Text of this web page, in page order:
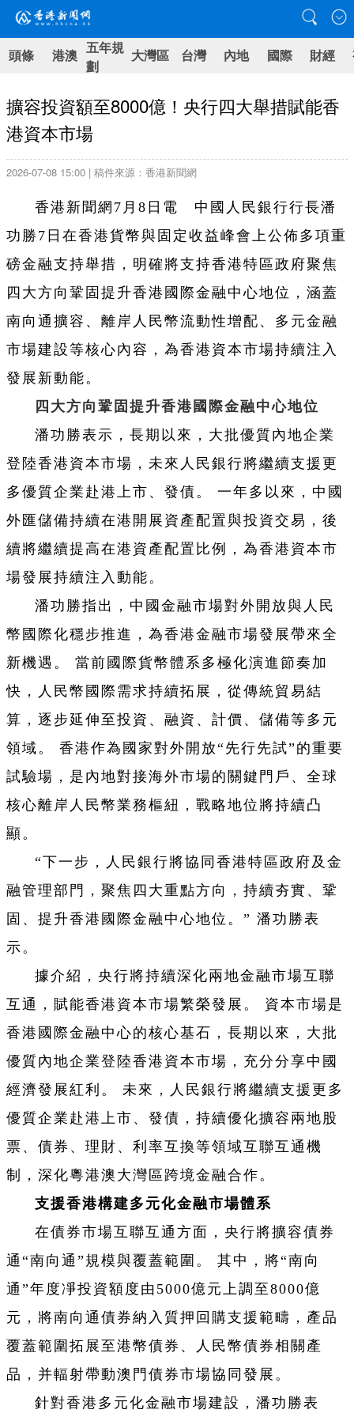
頭條 港澳 五年規
劃
大灣區 台灣 內地 國際 財經
擴容投資額至8000億！央行四大舉措賦能香
港資本市場
2026-07-08 15:00 | 稿件來源：香港新聞網
香港新聞網7月8日電 中國人民銀行行長潘
功勝7日在香港貨幣與固定收益峰會上公佈多項重
磅金融支持舉措，明確將支持香港特區政府聚焦
四大方向鞏固提升香港國際金融中心地位，涵蓋
南向通擴容、離岸人民幣流動性增配、多元金融
市場建設等核心內容，為香港資本市場持續注入
發展新動能。
四大方向鞏固提升香港國際金融中心地位
潘功勝表示，長期以來，大批優質內地企業
登陸香港資本市場，未來人民銀行將繼續支援更
多優質企業赴港上市、發債。 一年多以來，中國
外匯儲備持續在港開展資產配置與投資交易，後
續將繼續提高在港資產配置比例，為香港資本市
場發展持續注入動能。
潘功勝指出，中國金融市場對外開放與人民
幣國際化穩步推進，為香港金融市場發展帶來全
新機遇。 當前國際貨幣體系多極化演進節奏加
快，人民幣國際需求持續拓展，從傳統貿易結
算，逐步延伸至投資、融資、計價、儲備等多元
領域。 香港作為國家對外開放“先行先試”的重要
試驗場，是內地對接海外市場的關鍵門戶、全球
核心離岸人民幣業務樞紐，戰略地位將持續凸
顯。
“下一步，人民銀行將協同香港特區政府及金
融管理部門，聚焦四大重點方向，持續夯實、鞏
固、提升香港國際金融中心地位。” 潘功勝表
示。
據介紹，央行將持續深化兩地金融市場互聯
互通，賦能香港資本市場繁榮發展。 資本市場是
香港國際金融中心的核心基石，長期以來，大批
優質內地企業登陸香港資本市場，充分分享中國
經濟發展紅利。 未來，人民銀行將繼續支援更多
優質企業赴港上市、發債，持續優化擴容兩地股
票、債券、理財、利率互換等領域互聯互通機
制，深化粵港澳大灣區跨境金融合作。
支援香港構建多元化金融市場體系
在債券市場互聯互通方面，央行將擴容債券
通“南向通”規模與覆蓋範圍。 其中，將“南向
通”年度凈投資額度由5000億元上調至8000億
元，將南向通債券納入質押回購支援範疇，產品
覆蓋範圍拓展至港幣債券、人民幣債券相關產
品，并輻射帶動澳門債券市場協同發展。
針對香港多元化金融市場建設，潘功勝表